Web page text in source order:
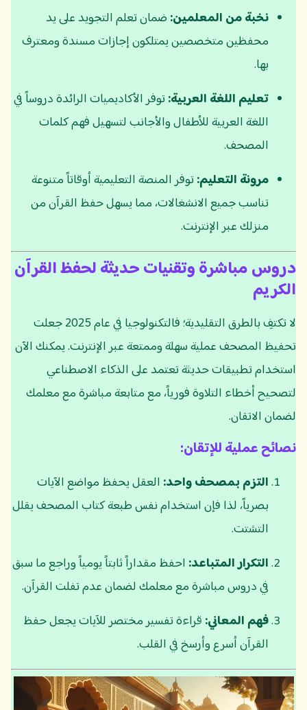
نخبة من المعلمين: ضمان تعلم التجويد على يد
محفظين متخصصين يمتلكون إجازات مسندة ومعترف
بها.
تعليم اللغة العربية: توفر الأكاديميات الرائدة دروساً في
اللغة العربية للأطفال والأجانب لتسهيل فهم كلمات
المصحف.
مرونة التعليم: توفر المنصة التعليمية أوقاتاً متنوعة
تناسب جميع الانشغالات، مما يسهل حفظ القرآن من
منزلك عبر الإنترنت.
دروس مباشرة وتقنيات حديثة لحفظ القرآن
الكريم
لا تكتفِ بالطرق التقليدية؛ فالتكنولوجيا في عام 2025 جعلت
تحفيظ المصحف عملية سهلة وممتعة عبر الإنترنت. يمكنك الآن
استخدام تطبيقات حديثة تعتمد على الذكاء الاصطناعي
لتصحيح أخطاء التلاوة فورياً، مع متابعة مباشرة مع معلمك
لضمان الاتقان.
نصائح عملية للإتقان:
التزم بمصحف واحد: العقل يحفظ مواضع الآيات
بصرياً، لذا فإن استخدام نفس طبعة كتاب المصحف يقلل
التشتت.
التكرار المتباعد: احفظ مقداراً ثابتاً يومياً وراجع ما سبق
في دروس مباشرة مع معلمك لضمان عدم تفلت القرآن.
فهم المعاني: قراءة تفسير مختصر للآيات يجعل حفظ
القرآن أسرع وأرسخ في القلب.